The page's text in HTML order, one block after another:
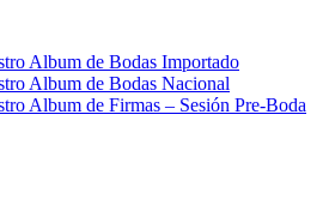
Album de Bodas Importado
Album de Bodas Nacional
Album de Firmas – Sesión Pre-Boda